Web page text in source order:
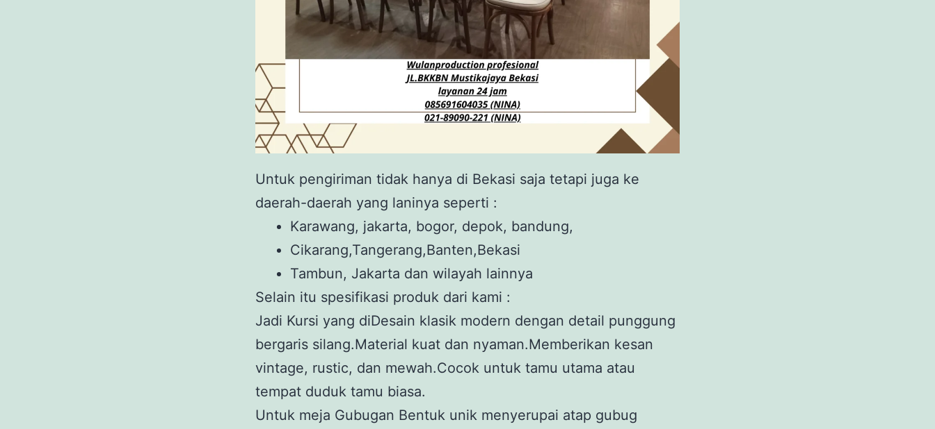
Untuk pengiriman tidak hanya di Bekasi saja tetapi juga ke
daerah-daerah yang laninya seperti :
Karawang, jakarta, bogor, depok, bandung,
Cikarang,Tangerang,Banten,Bekasi
Tambun, Jakarta dan wilayah lainnya
Selain itu spesifikasi produk dari kami :
Jadi Kursi yang diDesain klasik modern dengan detail punggung
bergaris silang.Material kuat dan nyaman.Memberikan kesan
vintage, rustic, dan mewah.Cocok untuk tamu utama atau
tempat duduk tamu biasa.
Untuk meja Gubugan Bentuk unik menyerupai atap gubug